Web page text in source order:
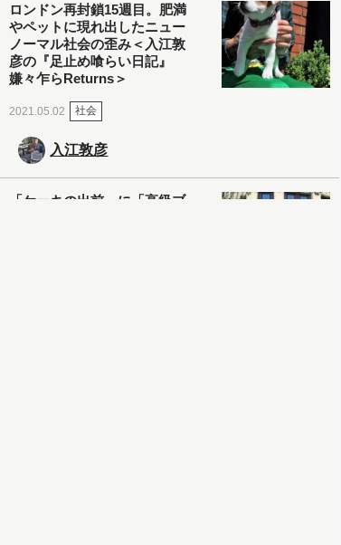
ロンドン再封鎖15週目。肥満
やペットに現れ出したニュー
ノーマル社会の歪み＜入江敦
彦の『足止め喰らい日記』
嫌々乍らReturns＞
2021.05.02 社会
入江敦彦
「ケーキの出前」に「高級ブ